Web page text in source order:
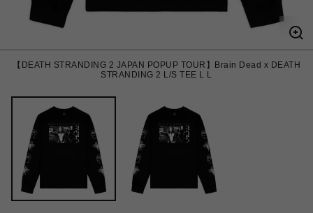
【DEATH STRANDING 2 JAPAN POPUP TOUR】Brain Dead x DEATH
STRANDING 2 L/S TEE L L